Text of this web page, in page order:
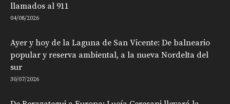
llamados al 911
04/08/2026
Ayer y hoy de la Laguna de San Vicente: De balneario
popular y reserva ambiental, a la nueva Nordelta del
sur
30/07/2026